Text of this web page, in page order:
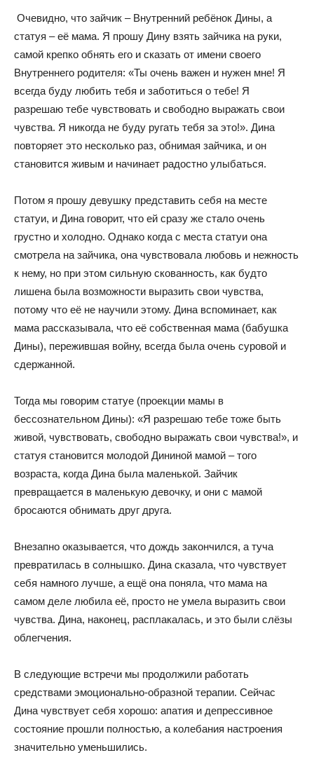
Очевидно, что зайчик – Внутренний ребёнок Дины, а
статуя – её мама. Я прошу Дину взять зайчика на руки,
самой крепко обнять его и сказать от имени своего
Внутреннего родителя: «Ты очень важен и нужен мне! Я
всегда буду любить тебя и заботиться о тебе! Я
разрешаю тебе чувствовать и свободно выражать свои
чувства. Я никогда не буду ругать тебя за это!». Дина
повторяет это несколько раз, обнимая зайчика, и он
становится живым и начинает радостно улыбаться.
Потом я прошу девушку представить себя на месте
статуи, и Дина говорит, что ей сразу же стало очень
грустно и холодно. Однако когда с места статуи она
смотрела на зайчика, она чувствовала любовь и нежность
к нему, но при этом сильную скованность, как будто
лишена была возможности выразить свои чувства,
потому что её не научили этому. Дина вспоминает, как
мама рассказывала, что её собственная мама (бабушка
Дины), пережившая войну, всегда была очень суровой и
сдержанной.
Тогда мы говорим статуе (проекции мамы в
бессознательном Дины): «Я разрешаю тебе тоже быть
живой, чувствовать, свободно выражать свои чувства!», и
статуя становится молодой Дининой мамой – того
возраста, когда Дина была маленькой. Зайчик
превращается в маленькую девочку, и они с мамой
бросаются обнимать друг друга.
Внезапно оказывается, что дождь закончился, а туча
превратилась в солнышко. Дина сказала, что чувствует
себя намного лучше, а ещё она поняла, что мама на
самом деле любила её, просто не умела выразить свои
чувства. Дина, наконец, расплакалась, и это были слёзы
облегчения.
В следующие встречи мы продолжили работать
средствами эмоционально-образной терапии. Сейчас
Дина чувствует себя хорошо: апатия и депрессивное
состояние прошли полностью, а колебания настроения
значительно уменьшились.